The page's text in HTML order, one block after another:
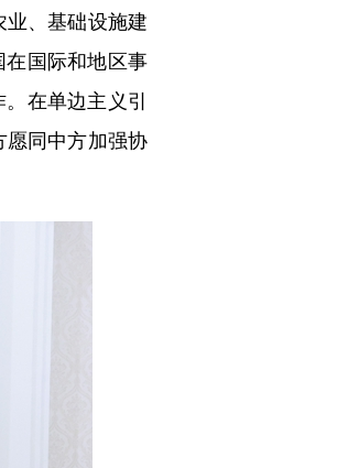
业、基础设施建
在国际和地区事
在单边主义引
愿同中方加强协